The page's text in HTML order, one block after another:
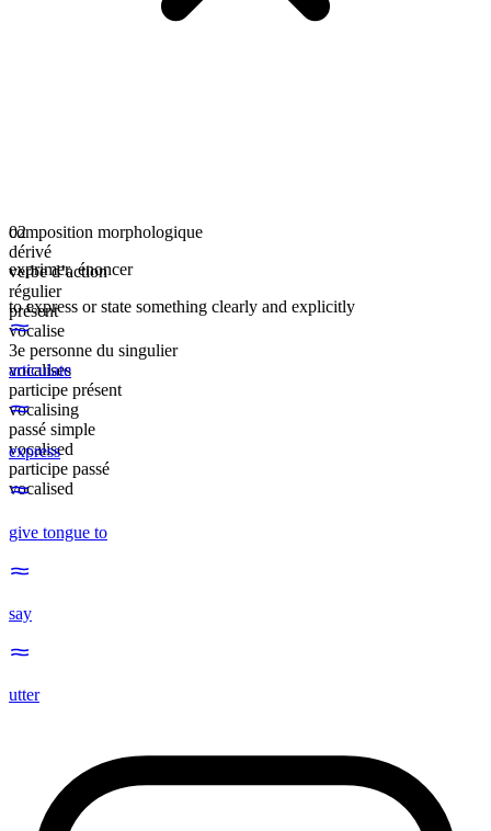
composition morphologique
dérivé
verbe d’action
régulier
présent
vocalise
3e personne du singulier
vocalises
participe présent
vocalising
passé simple
vocalised
participe passé
vocalised
02
exprimer,énoncer
to express or state something clearly and explicitly
articulate
express
give tongue to
say
utter